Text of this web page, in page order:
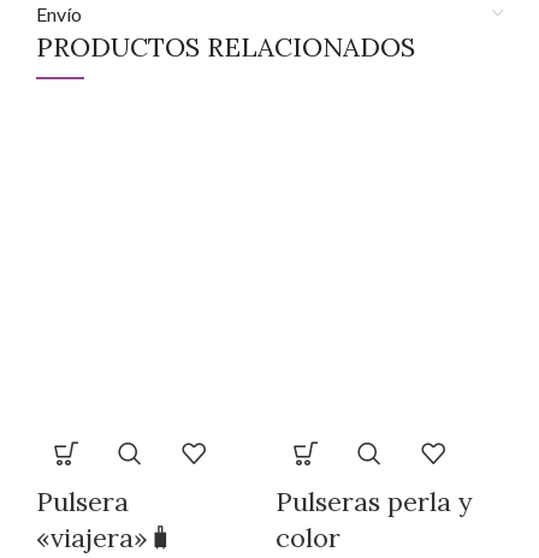
Envío
PRODUCTOS RELACIONADOS
Pulsera
«viajera»🧳
Pulseras perla y
color